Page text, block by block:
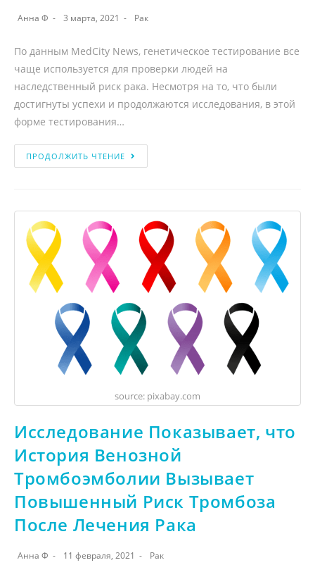
Анна Ф 3 марта, 2021 Рак
По данным MedCity News, генетическое тестирование все
чаще используется для проверки людей на
наследственный риск рака. Несмотря на то, что были
достигнуты успехи и продолжаются исследования, в этой
форме тестирования…
ПРОДОЛЖИТЬ ЧТЕНИЕ
source: pixabay.com
Исследование Показывает, что
История Венозной
Тромбоэмболии Вызывает
Повышенный Риск Тромбоза
После Лечения Рака
Анна Ф 11 февраля, 2021 Рак